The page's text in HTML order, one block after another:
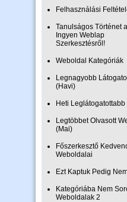
Felhasználási
Tanulságos Történet
Ingyen Weblap
Szerkesztésről!
Weboldal Kategóriák
Legnagyobb
(Havi)
Heti
Legtöbbet Olvasott
(Mai)
Főszerkesztő
Weboldalai
Ezt Kaptuk Pedig
Kategóriába Nem
Weboldalak 2